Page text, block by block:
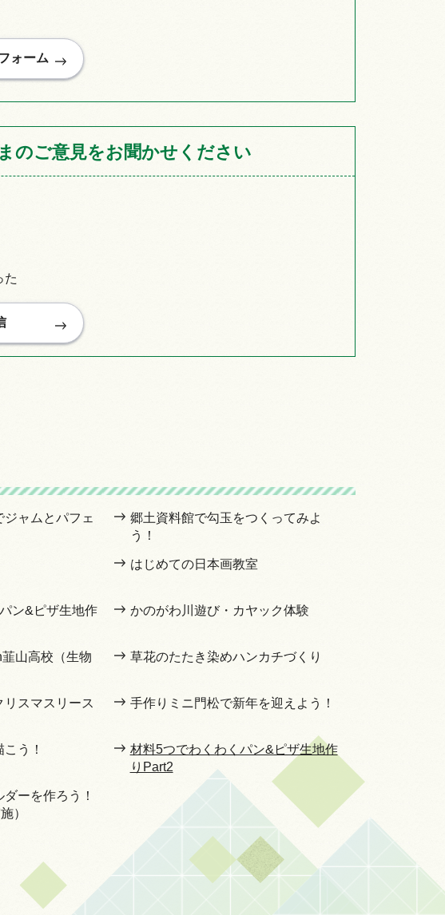
のご意見をお聞かせください
た
ャムとパフェ
郷土資料館で勾玉をつくってみよ
う！
はじめての日本画教室
ン&ピザ生地作
かのがわ川遊び・カヤック体験
山高校（生物
草花のたたき染めハンカチづくり
リスマスリース 手作りミニ門松で新年を迎えよう！
う！
材料5つでわくわくパン&ピザ生地作
りPart2
ーを作ろう！
）